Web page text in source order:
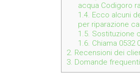
acqua Codigoro
1.4. Ecco alcuni
per riparazione
1.5. Sostituzione
1.6. Chiama 0532
2. Recensioni dei
3. Domande frequenti